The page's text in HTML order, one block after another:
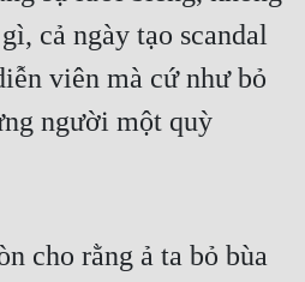
cả ngày tạo scandal
viên mà cứ như bỏ
người một quỳ
cho rằng ả ta bỏ bùa